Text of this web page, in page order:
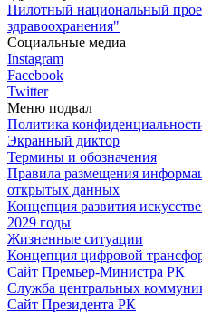
Пилотный национальный
здравоохранения"
Социальные медиа
Instagram
Facebook
Twitter
Меню подвал
Политика
Экранный диктор
Термины и обозначения
Правила размещения
открытых данных
Концепция развития
2029 годы
Жизненные ситуации
Концепция цифровой
Сайт Премьер-Министра РК
Служба центральных
Сайт Президента РК